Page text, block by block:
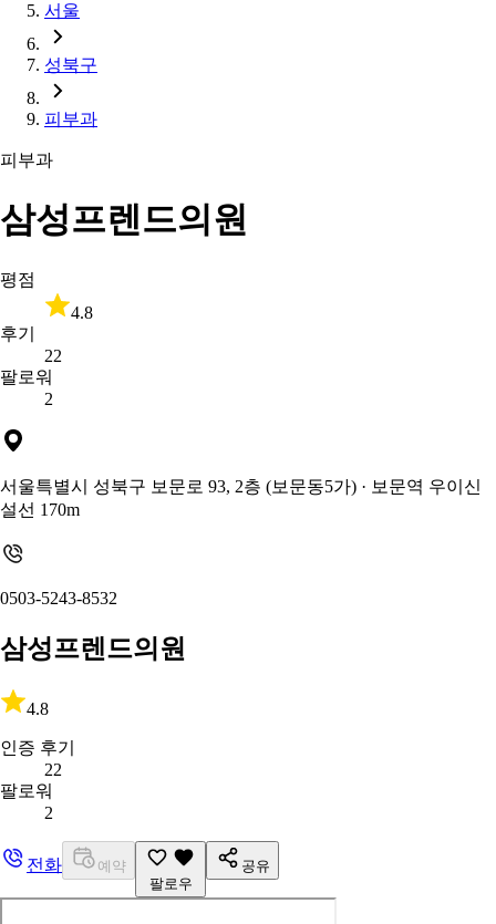
서울
성북구
피부과
피부과
삼성프렌드의원
평점
4.8
후기
22
팔로워
2
서울특별시 성북구 보문로 93, 2층 (보문동5가) · 보문역 우이신
설선 170m
0503-5243-8532
삼성프렌드의원
4.8
인증 후기
22
팔로워
2
전화
예약
팔로우
공유